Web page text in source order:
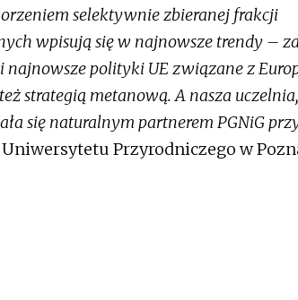
selektywnie zbieranej frakcji
wpisują się w najnowsze trendy –
polityki UE związane z
strategią metanową. A nasza
się naturalnym partnerem PGNiG
Przyrodniczego w